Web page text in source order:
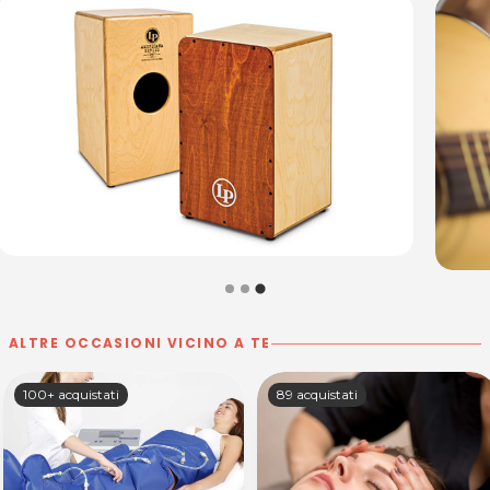
Via Caiselli 15
33100 Udine
Tel. 3473818356
Per ulteriori informazioni sull'offerta o sulle modalità di
acquisto scrivi a
posta@espevia.it
ALTRE OCCASIONI VICINO A TE
100+ acquistati 89 acquistati